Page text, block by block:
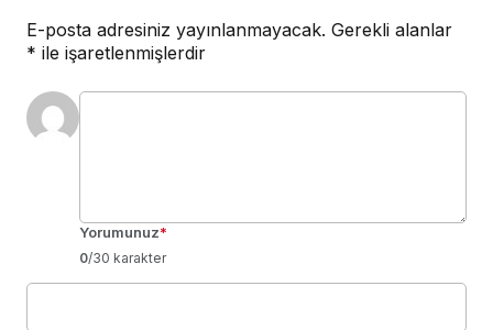
E-posta adresiniz yayınlanmayacak. Gerekli alanlar
* ile işaretlenmişlerdir
Yorumunuz*
0/30 karakter